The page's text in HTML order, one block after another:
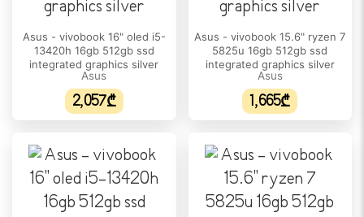
165Hz
სიკაშკაშე:
400 nits
ეკრანის ფორმატი:
16:10
DCI-P3 ფერთა დიაპაზონი:
N/A
Asus - vivobook 16" oled i5-
13420h 16gb 512gb ssd
integrated graphics silver
Asus
2,057₾
Asus - vivobook 15.6" ryzen 7
5825u 16gb 512gb ssd
integrated graphics silver
Asus
1,665₾